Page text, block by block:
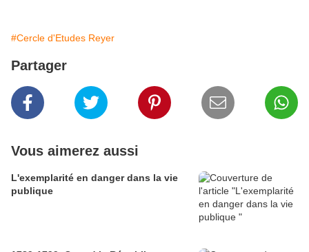
#Cercle d'Etudes Reyer
Partager
Vous aimerez aussi
L'exemplarité en danger dans la vie
publique